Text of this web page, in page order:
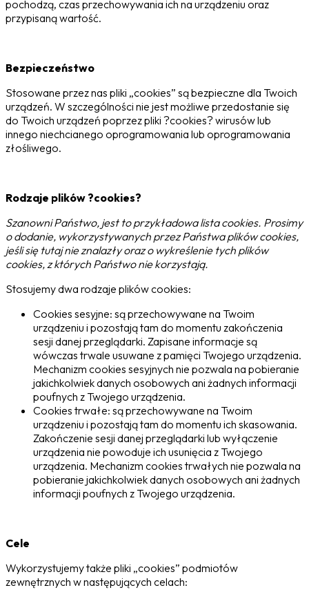
pochodzą, czas przechowywania ich na urządzeniu oraz
przypisaną wartość.
Bezpieczeństwo
Stosowane przez nas pliki „cookies” są bezpieczne dla Twoich
urządzeń. W szczególności nie jest możliwe przedostanie się
do Twoich urządzeń poprzez pliki ?cookies? wirusów lub
innego niechcianego oprogramowania lub oprogramowania
złośliwego.
Rodzaje plików ?cookies?
Szanowni Państwo, jest to przykładowa lista cookies. Prosimy
o dodanie, wykorzystywanych przez Państwa plików cookies,
jeśli się tutaj nie znalazły oraz o wykreślenie tych plików
cookies, z których Państwo nie korzystają.
Stosujemy dwa rodzaje plików cookies:
Cookies sesyjne: są przechowywane na Twoim
urządzeniu i pozostają tam do momentu zakończenia
sesji danej przeglądarki. Zapisane informacje są
wówczas trwale usuwane z pamięci Twojego urządzenia.
Mechanizm cookies sesyjnych nie pozwala na pobieranie
jakichkolwiek danych osobowych ani żadnych informacji
poufnych z Twojego urządzenia.
Cookies trwałe: są przechowywane na Twoim
urządzeniu i pozostają tam do momentu ich skasowania.
Zakończenie sesji danej przeglądarki lub wyłączenie
urządzenia nie powoduje ich usunięcia z Twojego
urządzenia. Mechanizm cookies trwałych nie pozwala na
pobieranie jakichkolwiek danych osobowych ani żadnych
informacji poufnych z Twojego urządzenia.
Cele
Wykorzystujemy także pliki „cookies” podmiotów
zewnętrznych w następujących celach: